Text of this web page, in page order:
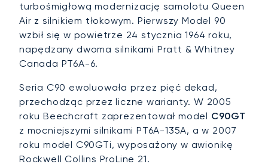
turbośmigłową modernizację samolotu Queen
Air z silnikiem tłokowym. Pierwszy Model 90
wzbił się w powietrze 24 stycznia 1964 roku,
napędzany dwoma silnikami Pratt & Whitney
Canada PT6A-6.
Seria C90 ewoluowała przez pięć dekad,
przechodząc przez liczne warianty. W 2005
roku Beechcraft zaprezentował model C90GT
z mocniejszymi silnikami PT6A-135A, a w 2007
roku model C90GTi, wyposażony w awionikę
Rockwell Collins ProLine 21.